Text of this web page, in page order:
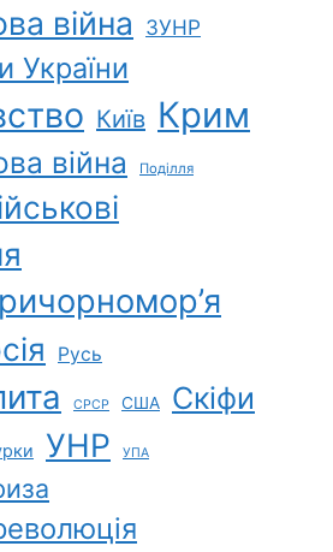
війна ЗУНР
України
Київ Крим
війна Поділля
Русь
СРСР США Скіфи
УНР УПА